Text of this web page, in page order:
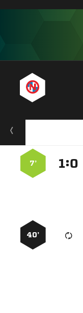
:
7’
40’